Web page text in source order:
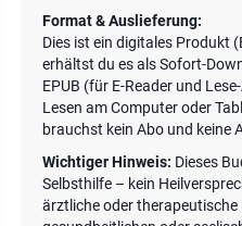
Format & Auslieferung:
Dies ist ein digitales Produkt
erhältst du es als Sofort-
EPUB (für E-Reader und
Lesen am Computer oder
brauchst kein Abo und keine
Wichtiger Hinweis: Dieses
Selbsthilfe – kein
ärztliche oder therapeutische